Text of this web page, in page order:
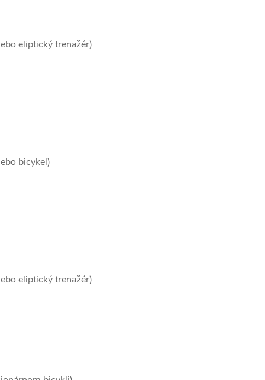
eliptický trenažér)
bicykel)
eliptický trenažér)